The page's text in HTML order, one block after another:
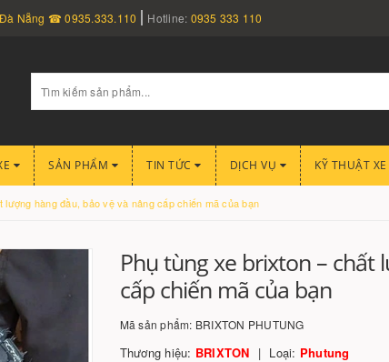
Nẵng ☎ 0935.333.110 Hotline: 0935 333 110
SẢN PHẨM TIN TỨC DỊCH VỤ KỸ THUẬT XE
lượng hàng đầu, bảo vệ và nâng cấp chiến mã của bạn
Phụ tùng xe brixton – chất
cấp chiến mã của bạn
Mã sản phẩm: BRIXTON PHUTUNG
Thương hiệu: BRIXTON Loại: Phutung